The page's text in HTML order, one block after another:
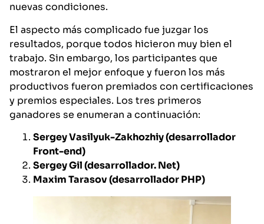
nuevas condiciones.
El aspecto más complicado fue juzgar los
resultados, porque todos hicieron muy bien el
trabajo. Sin embargo, los participantes que
mostraron el mejor enfoque y fueron los más
productivos fueron premiados con certificaciones
y premios especiales. Los tres primeros
ganadores se enumeran a continuación:
Sergey Vasilyuk-Zakhozhiy (desarrollador
Front-end)
Sergey Gil (desarrollador. Net)
Maxim Tarasov (desarrollador PHP)